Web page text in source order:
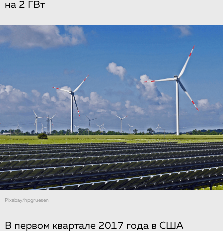
на 2 ГВт
Рixabay/hpgruesen
В первом квартале 2017 года в США